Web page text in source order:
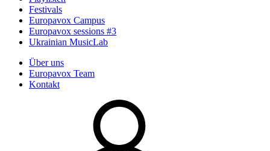
Festivals
Europavox Campus
Europavox sessions #3
Ukrainian MusicLab
Über uns
Europavox Team
Kontakt